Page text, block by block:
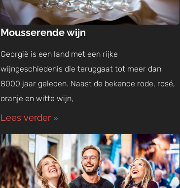
Mousserende wijn
Georgië is een land met een rijke
wijngeschiedenis die teruggaat tot meer dan
8000 jaar geleden. Naast de bekende rode, rosé,
oranje en witte wijn,
Lees verder »